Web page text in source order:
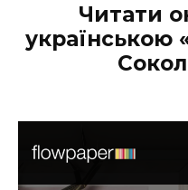
Читати
українською